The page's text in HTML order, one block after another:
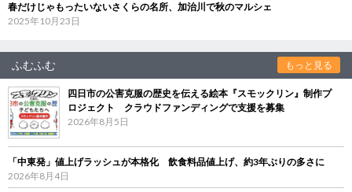
春だけじゃもったいないさくらの名所、加治川で秋のマルシェ
2025年10月23日
ふむふむ もっと見る
四日市の公害克服の歴史を伝える絵本『スモックリン』制作プ
ロジェクト クラウドファンディングで支援を募集
2026年8月5日
「中東発」値上げラッシュが本格化 飲食料品値上げ、約3年ぶりの多さに
2026年8月4日